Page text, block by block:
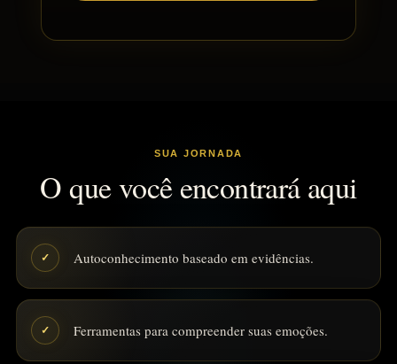
SUA JORNADA
O que você encontrará aqui
✓ Autoconhecimento baseado em evidências.
✓ Ferramentas para compreender suas emoções.